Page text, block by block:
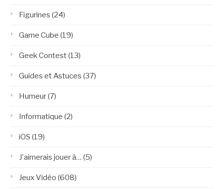
Figurines (24)
Game Cube (19)
Geek Contest(13)
Guides et Astuces (37)
Humeur(7)
Informatique (2)
iOS (19)
J'aimerais jouer à… (5)
Jeux Vidéo (608)